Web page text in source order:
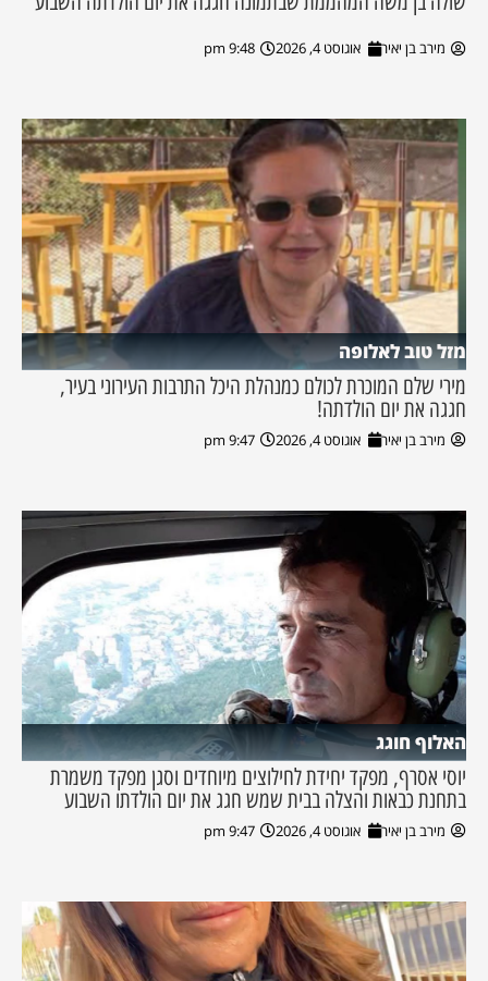
מירב בן יאיר אוגוסט 4, 2026 9:48 pm
מזל טוב לאלופה
מירי שלם המוכרת לכולם כמנהלת היכל התרבות העירוני בעיר,
חגגה את יום הולדתה!
מירב בן יאיר אוגוסט 4, 2026 9:47 pm
האלוף חוגג
יוסי אסרף, מפקד יחידת לחילוצים מיוחדים וסגן מפקד משמרת
בתחנת כבאות והצלה בבית שמש חגג את יום הולדתו השבוע
מירב בן יאיר אוגוסט 4, 2026 9:47 pm